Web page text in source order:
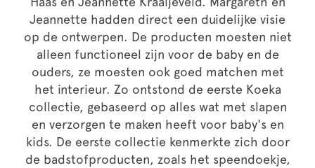
Jeannette hadden direct een duidelijke visie
op de ontwerpen. De producten moesten niet
alleen functioneel zijn voor de baby en de
ouders, ze moesten ook goed matchen met
het interieur. Zo ontstond de eerste Koeka
collectie, gebaseerd op alles wat met slapen
en verzorgen te maken heeft voor baby's en
kids. De eerste collectie kenmerkte zich door
de badstofproducten, zoals het speendoekje,